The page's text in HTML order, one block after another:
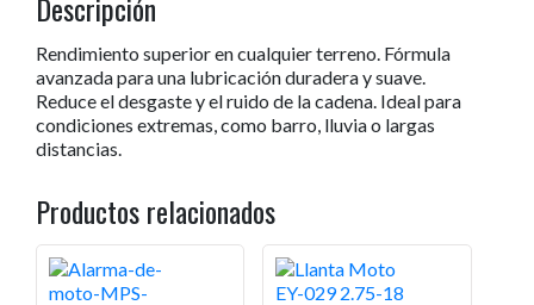
Rendimiento superior en cualquier terreno. Fórmula
avanzada para una lubricación duradera y suave.
Reduce el desgaste y el ruido de la cadena. Ideal para
condiciones extremas, como barro, lluvia o largas
distancias.
Productos relacionados